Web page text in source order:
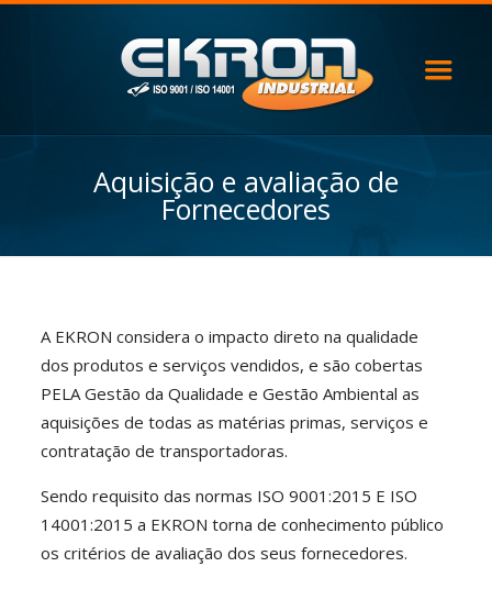
Aquisição e avaliação de
Fornecedores
A EKRON considera o impacto direto na qualidade
dos produtos e serviços vendidos, e são cobertas
PELA Gestão da Qualidade e Gestão Ambiental as
aquisições de todas as matérias primas, serviços e
contratação de transportadoras.
Sendo requisito das normas ISO 9001:2015 E ISO
14001:2015 a EKRON torna de conhecimento público
os critérios de avaliação dos seus fornecedores.